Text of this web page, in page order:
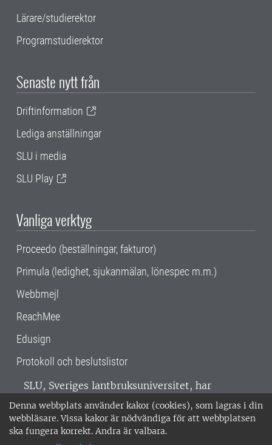
Denna webbplats använder kakor (cookies), som lagras i din
webbläsare. Vissa kakor är nödvändiga för att webbplatsen
ska fungera korrekt. Andra är valbara.
Lärare/studierektor
Programstudierektor
Senaste nytt från
Driftinformation
Lediga anställningar
SLU i media
SLU Play
Vanliga verktyg
Proceedo (beställningar, fakturor)
Primula (ledighet, sjukanmälan, lönespec m.m.)
Webbmejl
ReachMee
Edusign
Protokoll och beslutslistor
SLU, Sveriges lantbruksuniversitet, har
verksamhet över hela Sverige. Huvudorter är
Alnarp, Uppsala och Umeå.SLU är
miljöcertifierat enligt ISO 14001. •